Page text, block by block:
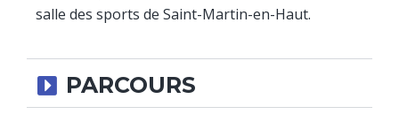
salle des sports de Saint-Martin-en-Haut.
PARCOURS